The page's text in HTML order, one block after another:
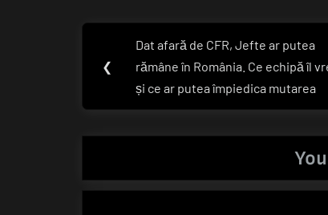
Navigare
în
articole
❮
Previous
Post:
Dat afară de CFR, Jefte ar putea
rămâne în România. Ce echipă îl
și ce ar putea împiedica mutarea